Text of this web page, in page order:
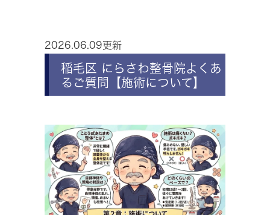
2026.06.09更新
稲毛区 にらさわ整骨院よくあ
るご質問【施術について】